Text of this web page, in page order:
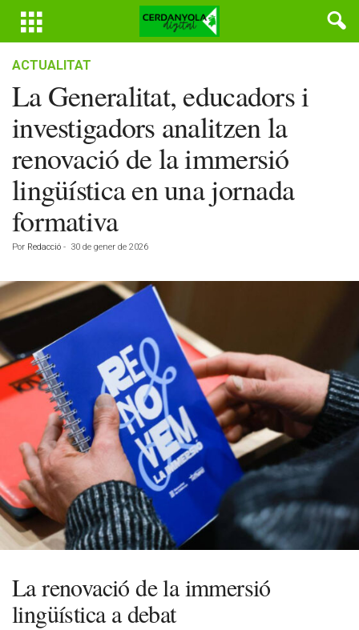
ACTUALITAT
La Generalitat, educadors i
investigadors analitzen la
renovació de la immersió
lingüística en una jornada
formativa
Por Redacció - 30 de gener de 2026
La renovació de la immersió
lingüística a debat